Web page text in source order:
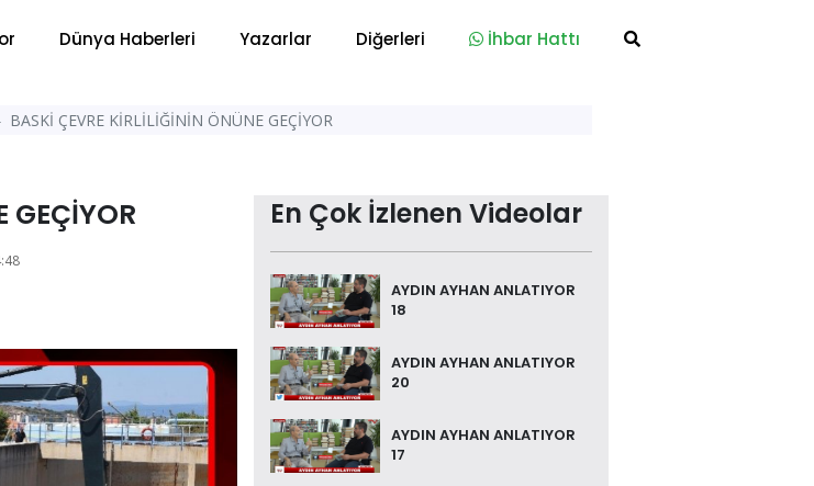
Dünya Haberleri Yazarlar Diğerleri İhbar Hattı
BASKİ ÇEVRE KİRLİLİĞİNİN ÖNÜNE GEÇİYOR
GEÇİYOR En Çok İzlenen Videolar
AYDIN AYHAN ANLATIYOR
18
AYDIN AYHAN ANLATIYOR
20
AYDIN AYHAN ANLATIYOR
17